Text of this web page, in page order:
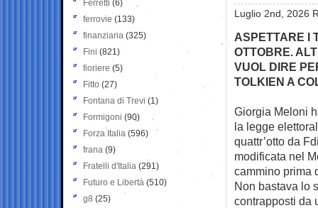
Luglio 2nd, 2026
ASPETTARE I
OTTOBRE.
VUOL DIRE
TOLKIEN A
Giorgia Meloni
la legge
quattr’otto da
modificata nel
cammino prima
Non bastava lo
contrapposti da
Ferretti (6)
ferrovie (133)
finanziaria (325)
Fini (821)
fioriere (5)
Fitto (27)
Fontana di Trevi (1)
Formigoni (90)
Forza Italia (596)
frana (9)
Fratelli d'Italia (291)
Futuro e Libertà (510)
g8 (25)